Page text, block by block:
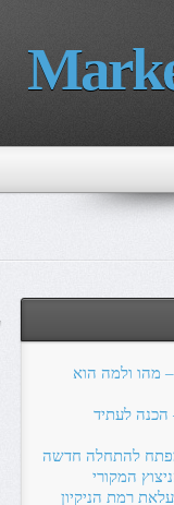
– מהו ולמה הוא
הכנה לעתיד
להתחלה חדשה
המקורי
רמת הניקיון